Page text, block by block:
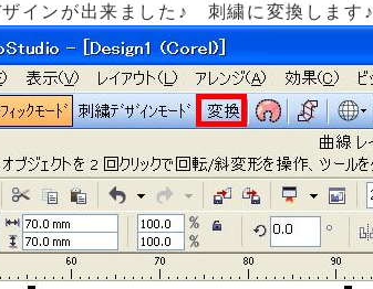
ザインが出来ました♪ 刺繍に変換します♪